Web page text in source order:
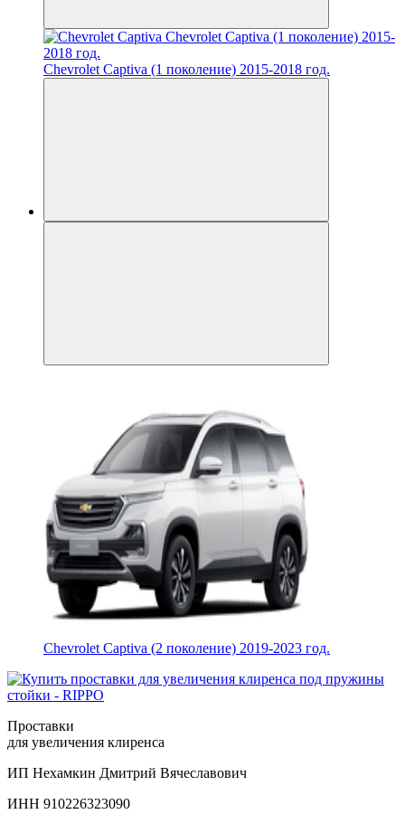
Chevrolet Captiva (1 поколение) 2015-2018 год.
Chevrolet Captiva (2 поколение) 2019-2023 год.
Проставки
для увеличения клиренса
ИП Нехамкин Дмитрий Вячеславович
ИНН 910226323090